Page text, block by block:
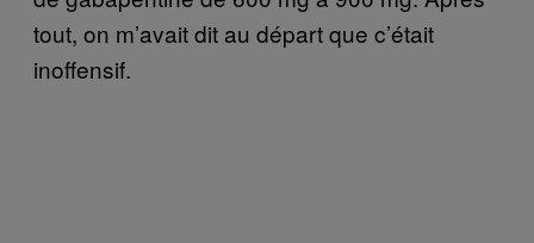
tout, on m’avait dit au départ que c’était
inoffensif.